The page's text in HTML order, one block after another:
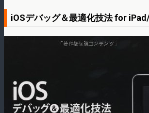
iOSデバッグ＆最適化技法 for